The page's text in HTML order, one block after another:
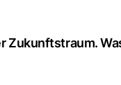
Zukunftstraum.